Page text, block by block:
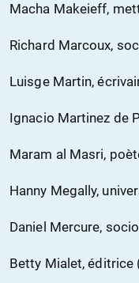
Macha Makeieff,
Richard Marcoux,
Luisge Martin,
Ignacio Martinez de
Maram al Masri,
Hanny Megally,
Daniel Mercure,
Betty Mialet, éditrice